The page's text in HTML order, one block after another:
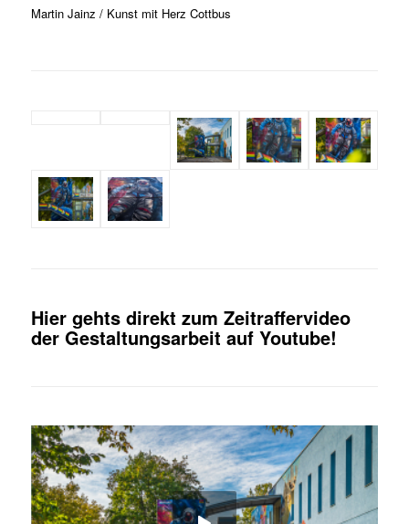
Martin Jainz / Kunst mit Herz Cottbus
Hier gehts direkt zum Zeitraffervideo
der Gestaltungsarbeit auf Youtube!